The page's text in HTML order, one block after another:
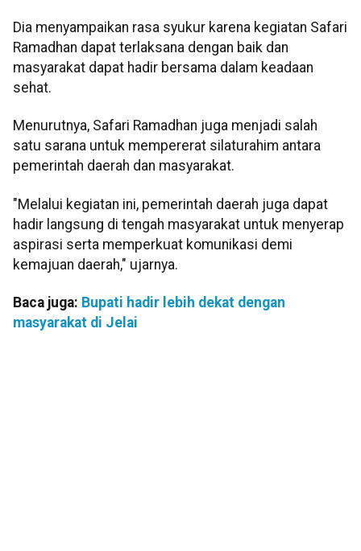
Dia menyampaikan rasa syukur karena kegiatan Safari
Ramadhan dapat terlaksana dengan baik dan
masyarakat dapat hadir bersama dalam keadaan
sehat.
Menurutnya, Safari Ramadhan juga menjadi salah
satu sarana untuk mempererat silaturahim antara
pemerintah daerah dan masyarakat.
"Melalui kegiatan ini, pemerintah daerah juga dapat
hadir langsung di tengah masyarakat untuk menyerap
aspirasi serta memperkuat komunikasi demi
kemajuan daerah," ujarnya.
Baca juga: Bupati hadir lebih dekat dengan
masyarakat di Jelai